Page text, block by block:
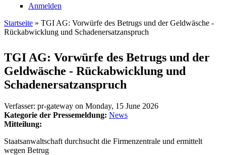
Anmelden
Sie sind hier
Startseite » TGI AG: Vorwürfe des Betrugs und der Geldwäsche -
Rückabwicklung und Schadenersatzanspruch
TGI AG: Vorwürfe des Betrugs und der
Geldwäsche - Rückabwicklung und
Schadenersatzanspruch
Verfasser: pr-gateway on Monday, 15 June 2026
Kategorie der Pressemeldung: News
Mitteilung:
Staatsanwaltschaft durchsucht die Firmenzentrale und ermittelt
wegen Betrug